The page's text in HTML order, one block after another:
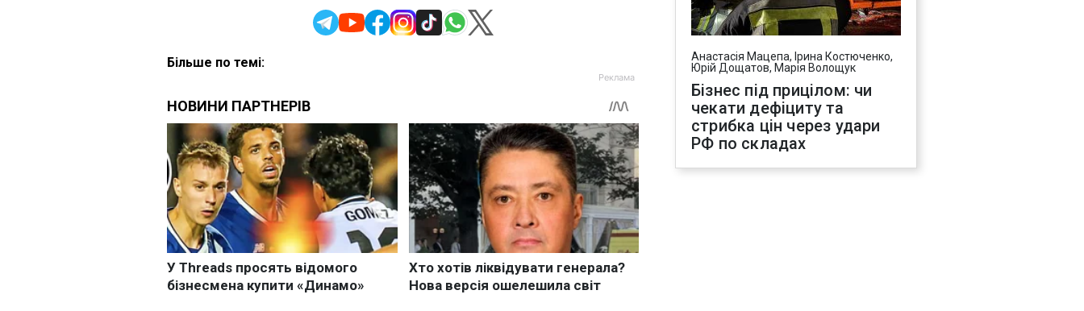
Більше по темі:
Анастасія Мацепа, Ірина Костюченко,
Юрій Дощатов, Марія Волощук
Бізнес під прицілом: чи
чекати дефіциту та
стрибка цін через удари
РФ по складах